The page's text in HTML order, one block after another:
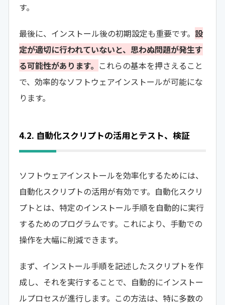
す。
最後に、インストール後の初期設定も重要です。 設
定が適切に行われていないと、思わぬ問題が発生す
る可能性があります。 これらの基本を押さえること
で、効率的なソフトウェアインストールが可能にな
ります。
4.2. 自動化スクリプトの活用とテスト、検証
ソフトウェアインストールを効率化するためには、
自動化スクリプトの活用が有効です。自動化スクリ
プトとは、特定のインストール手順を自動的に実行
するためのプログラムです。これにより、手動での
操作を大幅に削減できます。
まず、インストール手順を記述したスクリプトを作
成し、それを実行することで、自動的にインストー
ルプロセスが進行します。この方法は、特に多数の